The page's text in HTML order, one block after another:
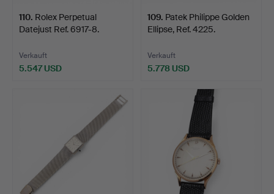
110. Rolex Perpetual
Datejust Ref. 6917-8.
Verkauft
5.547 USD
109. Patek Philippe Golden
Ellipse, Ref. 4225.
Verkauft
5.778 USD